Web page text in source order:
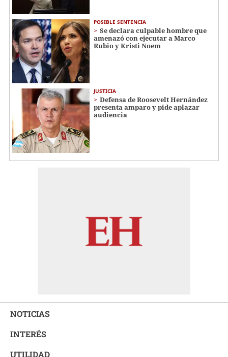
POSIBLE SENTENCIA
Se declara culpable hombre que
amenazó con ejecutar a Marco
Rubio y Kristi Noem
JUSTICIA
Defensa de Roosevelt Hernández
presenta amparo y pide aplazar
audiencia
NOTICIAS
INTERÉS
UTILIDAD